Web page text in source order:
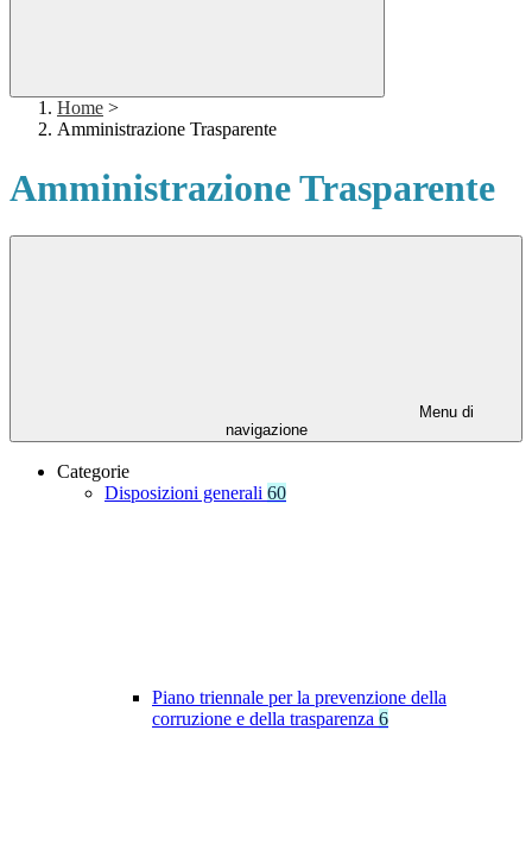
Home >
Amministrazione Trasparente
Amministrazione Trasparente
Menu di
navigazione
Categorie
Disposizioni generali 60
Piano triennale per la prevenzione della
corruzione e della trasparenza 6